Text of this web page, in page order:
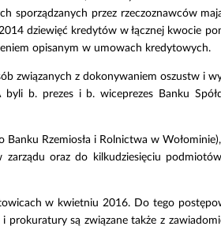
sporządzanych przez rzeczoznawców
dziewięć kredytów w łącznej kwocie
opisanym w umowach kredytowych.
związanych z dokonywaniem oszustw i
b. prezes i b. wiceprezes Banku
Rzemiosła i Rolnictwa w
oraz do kilkudziesięciu
w kwietniu 2016. Do tego
prokuratury są związane także z